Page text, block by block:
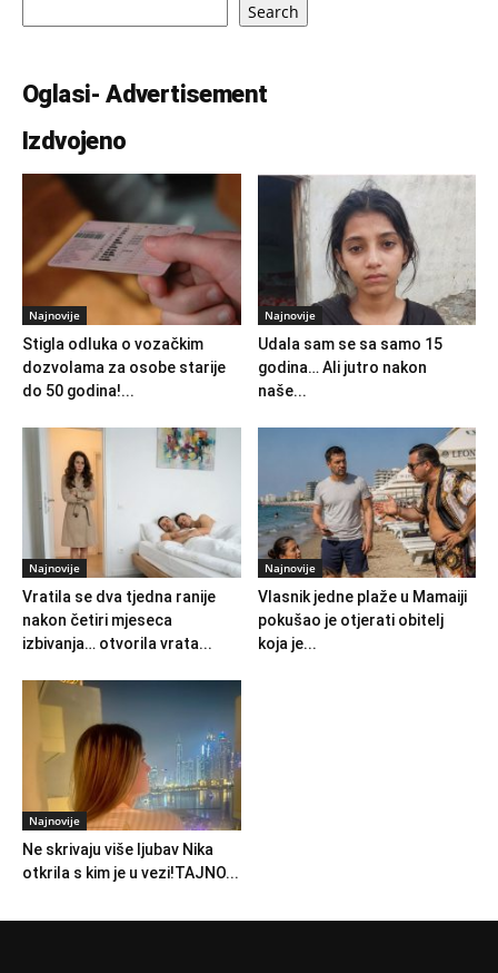
Search
Oglasi- Advertisement
Izdvojeno
Najnovije
Stigla odluka o vozačkim
dozvolama za osobe starije
do 50 godina!...
Najnovije
Udala sam se sa samo 15
godina… Ali jutro nakon
naše...
Najnovije
Vratila se dva tjedna ranije
nakon četiri mjeseca
izbivanja… otvorila vrata...
Najnovije
Vlasnik jedne plaže u Mamaiji
pokušao je otjerati obitelj
koja je...
Najnovije
Ne skrivaju više ljubav Nika
otkrila s kim je u vezi!TAJNO...